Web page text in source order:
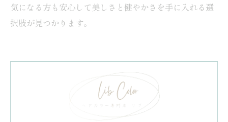
気になる方も安心して美しさと健やかさを手に入れる選
択肢が見つかります。